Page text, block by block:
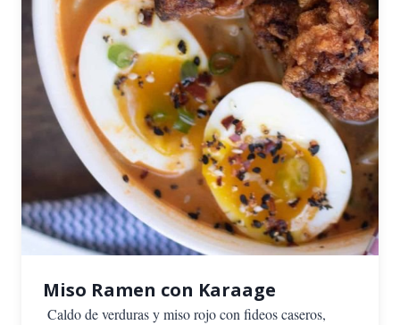
Miso Ramen con Karaage
Caldo de verduras y miso rojo con fideos caseros,